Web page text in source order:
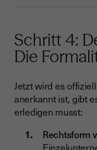
Schritt 4:
Die
Jetzt wird es
anerkannt ist, gibt
erledigen musst:
Rechtsform